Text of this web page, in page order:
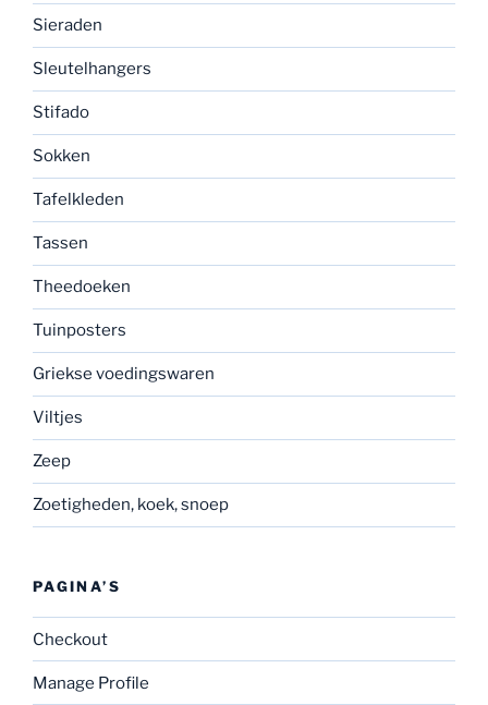
Sieraden
Sleutelhangers
Stifado
Sokken
Tafelkleden
Tassen
Theedoeken
Tuinposters
Griekse voedingswaren
Viltjes
Zeep
Zoetigheden, koek, snoep
PAGINA’S
Checkout
Manage Profile